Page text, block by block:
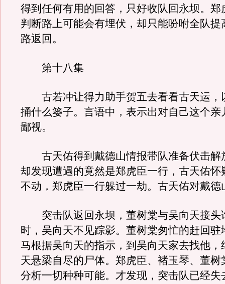
得到任何有用的回答，只好收队回永坝。郑
判断路上可能会有埋伏，却只能吩咐全队提
路返回。
第十八集
古若冲让得力助手贺五去看看古天运，
捅什么篓子。言语中，表示出对自己这个亲
鄙视。
古天佑得到戴德山情报带队准备伏击解
却发现遭遇的竟然是郑虎臣一行，古天佑怀
不动，郑虎臣一行躲过一劫。古天佑对戴德
突击队返回永坝，董树棠与吴向天接头
时，吴向天不见踪影。董树棠匆忙的赶回驻
马根据吴向天的指示，到吴向天家去找他，
天悬梁自尽的尸体。郑虎臣、褚玉琴、董树
分析一切种种可能。才发现，突击队已经失